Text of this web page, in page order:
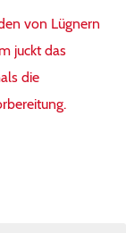
von Lügnern
juckt das
die